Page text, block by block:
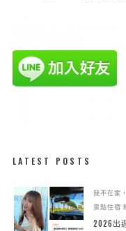
LATEST POSTS
我不在家
景點住宿
2026出